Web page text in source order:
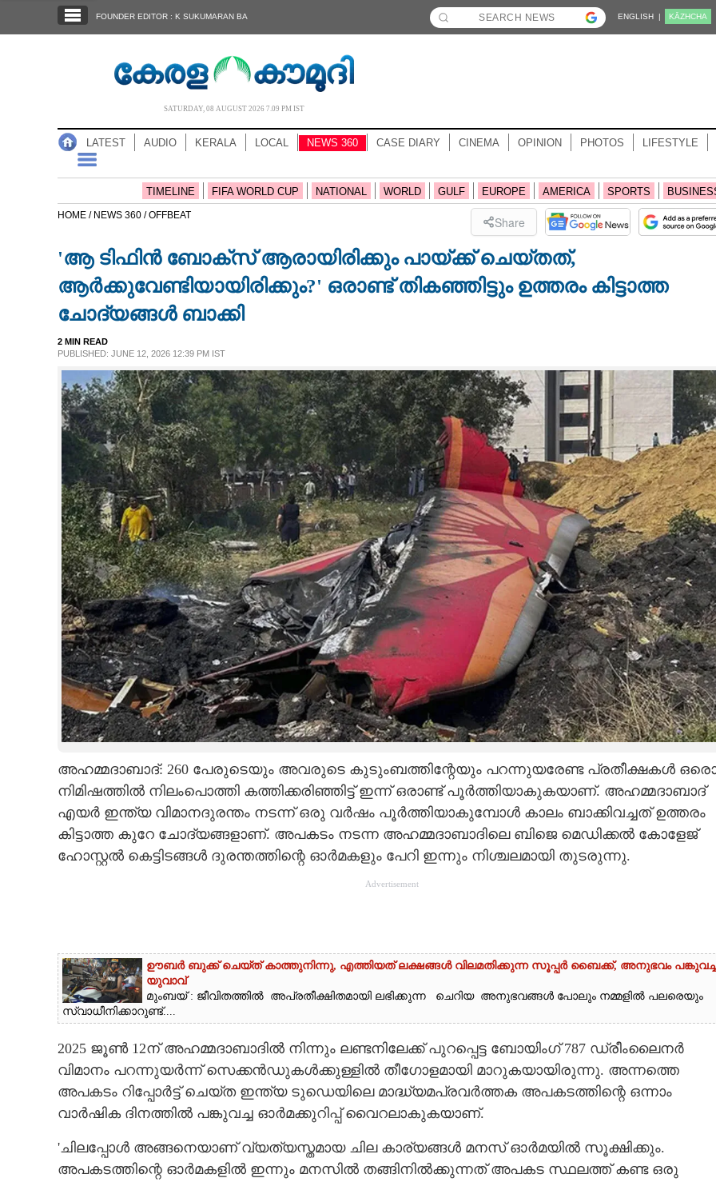
NOTIFIED NEWS
NEWS 360
LIFESTYLE
SPIRITUAL
CARTOONS
LITERATURE
FOUNDER EDITOR : K SUKUMARAN BA ENGLISH | KĀZHCHA
SATURDAY, 08 AUGUST 2026 7.09 PM IST
LATEST AUDIO KERALA LOCAL NEWS 360 CASE DIARY CINEMA OPINION PHOTOS LIFESTYLE
TIMELINE FIFA WORLD CUP NATIONAL WORLD GULF EUROPE AMERICA SPORTS
HOME / NEWS 360 /OFFBEAT Share
'ആ ടിഫിൻ ബോക്സ് ആരായിരിക്കും പായ്ക്ക് ചെയ്തത്,
ആർക്കുവേണ്ടിയായിരിക്കും?' ഒരാണ്ട് തികഞ്ഞിട്ടും ഉത്തരം കിട്ടാത്ത
ചോദ്യങ്ങൾ ബാക്കി
2 MIN READ
PUBLISHED: JUNE 12, 2026 12:39 PM IST
അഹമ്മദാബാദ്: 260 പേരുടെയും അവരുടെ കുടുംബത്തിന്റേയും പറന്നുയരേണ്ട പ്രതീക്ഷകൾ
നിമിഷത്തിൽ നിലംപൊത്തി കത്തിക്കരിഞ്ഞിട്ട് ഇന്ന് ഒരാണ്ട് പൂർത്തിയാകുകയാണ്. അഹമ്മദാബാദ്
എയർ ഇന്ത്യ വിമാനദുരന്തം നടന്ന് ഒരു വർഷം പൂർത്തിയാകുമ്പോൾ കാലം ബാക്കിവച്ചത് ഉത്തരം
കിട്ടാത്ത കുറേ ചോദ്യങ്ങളാണ്. അപകടം നടന്ന അഹമ്മദാബാദിലെ ബിജെ മെഡിക്കൽ കോളേജ്
ഹോസ്റ്റൽ കെട്ടിടങ്ങൾ ദുരന്തത്തിന്റെ ഓർമകളും പേറി ഇന്നും നിശ്ചലമായി തുടരുന്നു.
Advertisement
ഊബർ ബുക്ക് ചെയ്‌ത് കാത്തുനിന്നു,​ എത്തിയത് ലക്ഷങ്ങൾ വിലമതിക്കുന്ന സൂപ്പർ ബൈക്ക്,​ അനുഭവം
യുവാവ്
മുംബയ് : ജീവിതത്തിൽ അപ്രതീക്ഷിതമായി ലഭിക്കുന്ന ചെറിയ അനുഭവങ്ങൾ പോലും നമ്മളിൽ പലരെയും
സ്വാധീനിക്കാറുണ്ട്....
2025 ജൂൺ 12ന് അഹമ്മദാബാദിൽ നിന്നും ലണ്ടനിലേക്ക് പുറപ്പെട്ട ബോയിംഗ് 787 ഡ്രീംലൈനർ
വിമാനം പറന്നുയർന്ന് സെക്കൻഡുകൾക്കുള്ളിൽ തീഗോളമായി മാറുകയായിരുന്നു. അന്നത്തെ
അപകടം റിപ്പോർട്ട് ചെയ്ത ഇന്ത്യ ടുഡെയിലെ മാദ്ധ്യമപ്രവർത്തക അപകടത്തിന്റെ ഒന്നാം
വാർഷിക ദിനത്തിൽ പങ്കുവച്ച ഓർമക്കുറിപ്പ് വൈറലാകുകയാണ്.
'ചിലപ്പോൾ അങ്ങനെയാണ് വ്യത്യസ്തമായ ചില കാര്യങ്ങൾ മനസ് ഓർമയിൽ സൂക്ഷിക്കും.
അപകടത്തിന്റെ ഓർമകളിൽ ഇന്നും മനസിൽ തങ്ങിനിൽക്കുന്നത് അപകട സ്ഥലത്ത് കണ്ട ഒരു